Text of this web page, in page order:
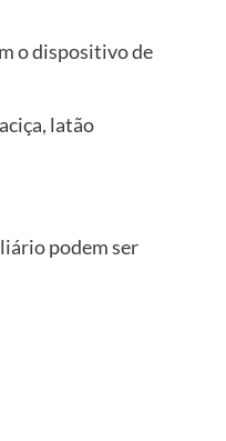
o dispositivo de
latão
podem ser